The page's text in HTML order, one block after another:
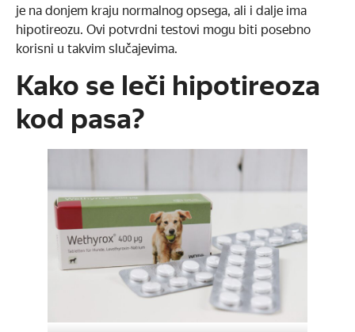
je na donjem kraju normalnog opsega, ali i dalje ima
hipotireozu. Ovi potvrdni testovi mogu biti posebno
korisni u takvim slučajevima.
Kako se leči hipotireoza
kod pasa?